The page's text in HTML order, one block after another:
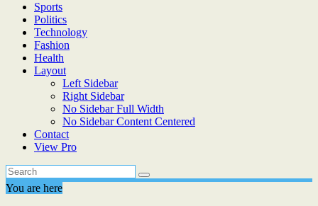
Sports
Politics
Technology
Fashion
Health
Layout
Left Sidebar
Right Sidebar
No Sidebar Full Width
No Sidebar Content Centered
Contact
View Pro
You are here